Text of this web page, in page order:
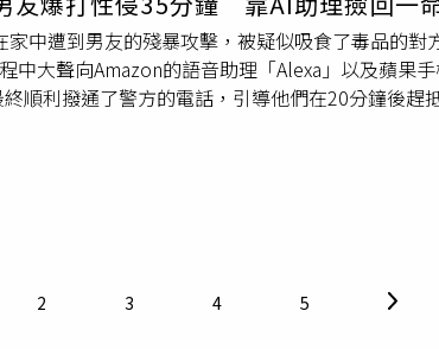
工具，例如Private Tabs，可同時開啟數百到上千
外掛」可一次增加512個號碼，每個號碼
買中國製硬體可能在API整合上出現問題，用戶
已被黃牛使用，但也缺乏證據顯示它們確實能威
了被犯罪
利用，也存在於灰色市場，其影響
其實是一氧化二氮，即俗稱「笑氣」。警方當場將
34箱共69罐（含1罐已使用）及多件吸食工具。
與吳男則遭行政拘留。案件仍在進一步偵辦中。
造成面部肌肉痙攣，產生似笑的表情，因此得名
體失控等症狀，長期使用甚至會損害神經系統，
。此外，過量濫用笑氣還會造成幻覺、譫妄、神智
家中遭到男友的殘暴攻擊，被疑似吸食了毒品的
中大聲向Amazon的語音助理「Alexa」以及蘋果
順利撥通了警方的電話，引導他們在20分鐘後趕
臨9年4個月的徒刑，並將被終身登錄在英國的性
絲‧凱莉（Emma-Louise Kelly）。她2025年1月
犯罪
的經歷。2024年2月，托馬斯因販毒罪
聯繫艾瑪時，艾瑪給了他第二次機會，但這卻成
2 3 4 5